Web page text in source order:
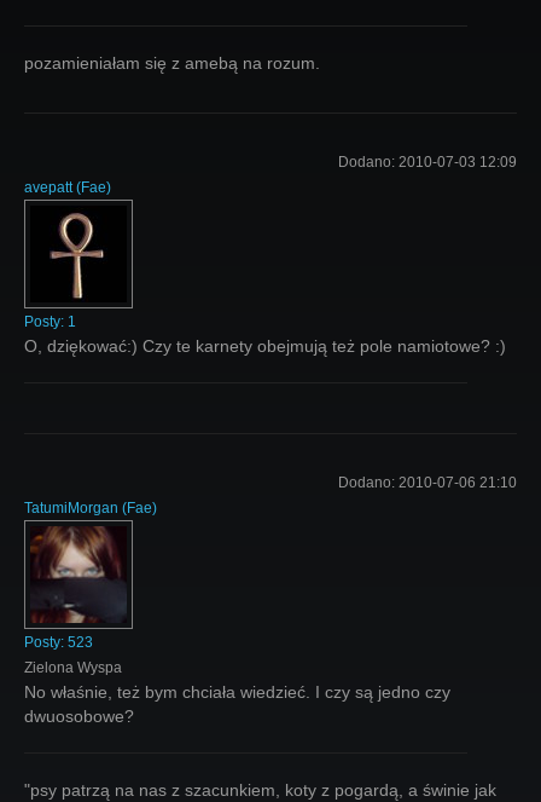
pozamieniałam się z amebą na rozum.
Dodano: 2010-07-03 12:09
avepatt (Fae)
Posty: 1
O, dziękować:) Czy te karnety obejmują też pole namiotowe? :)
Dodano: 2010-07-06 21:10
TatumiMorgan (Fae)
Posty: 523
Zielona Wyspa
No właśnie, też bym chciała wiedzieć. I czy są jedno czy
dwuosobowe?
"psy patrzą na nas z szacunkiem, koty z pogardą, a świnie jak